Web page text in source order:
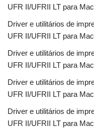
UFR II/UFRII LT para
Driver e utilitários de
UFR II/UFRII LT para
Driver e utilitários de
UFR II/UFRII LT para
Driver e utilitários de
UFR II/UFRII LT para
Driver e utilitários de
UFR II/UFRII LT para